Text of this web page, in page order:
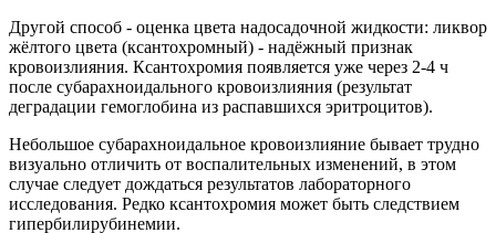
Другой способ - оценка цвета надосадочной жидкости: ликвор
жёлтого цвета (ксантохромный) - надёжный признак
кровоизлияния. Ксантохромия появляется уже через 2-4 ч
после субарахноидального кровоизлияния (результат
деградации гемоглобина из распавшихся эритроцитов).
Небольшое субарахноидальное кровоизлияние бывает трудно
визуально отличить от воспалительных изменений, в этом
случае следует дождаться результатов лабораторного
исследования. Редко ксантохромия может быть следствием
гипербилирубинемии.